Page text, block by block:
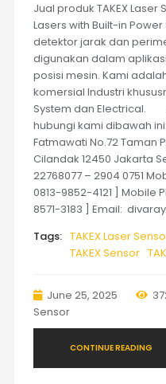
Jual produk TAKEX Laser
Lasers with Built-in Power
detektor jarak dan
digunakan dalam
posisi mesin. Kami
komersial Industri
System dan Electrical.
hubungi kami dibawah ini:
Fatmawati No.72 Taman
Cilandak 12450 Jakarta
22768077 – 2904 0751
0813-9852-4121 ] Mobile
8571-3183 ] Email:
Tags: TAKEX Laser
TAKEX Sensor
June 25, 2025
Sensor
CONTINUE READING